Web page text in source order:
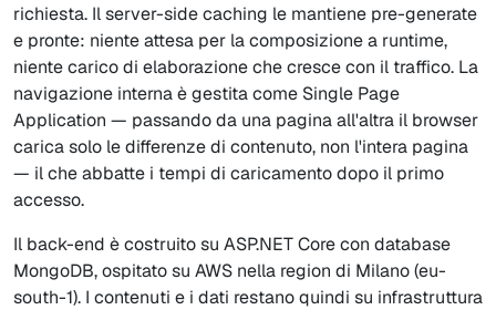
richiesta. Il server-side caching le mantiene pre-generate
e pronte: niente attesa per la composizione a runtime,
niente carico di elaborazione che cresce con il traffico. La
navigazione interna è gestita come Single Page
Application — passando da una pagina all'altra il browser
carica solo le differenze di contenuto, non l'intera pagina
— il che abbatte i tempi di caricamento dopo il primo
accesso.
Il back-end è costruito su ASP.NET Core con database
MongoDB, ospitato su AWS nella region di Milano (eu-
south-1). I contenuti e i dati restano quindi su infrastruttura